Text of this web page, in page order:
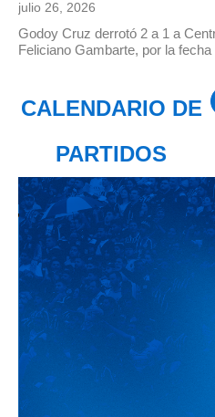
julio 26, 2026
Godoy Cruz derrotó 2 a 1 a
Feliciano Gambarte, por la
CALENDARIO DE
PARTIDOS